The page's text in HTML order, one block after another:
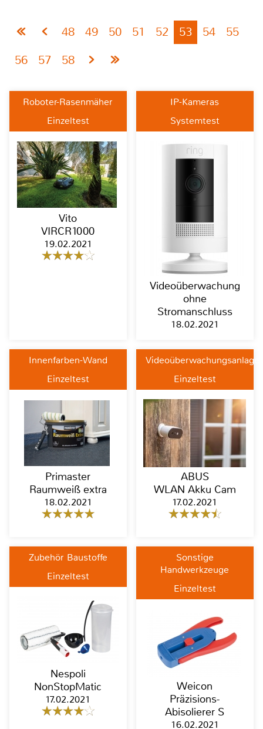
48 49 50 51 52 53 54
55
56
57 58
Roboter-Rasenmäher
Einzeltest
Vito
VIRCR1000
19.02.2021
IP-Kameras
Systemtest
Videoüberwachung
ohne
Stromanschluss
18.02.2021
Innenfarben-Wand
Einzeltest
Primaster
Raumweiß extra
18.02.2021
Videoüberwachungsanlage
Einzeltest
ABUS
WLAN Akku Cam
17.02.2021
Zubehör Baustoffe
Einzeltest
Nespoli
NonStopMatic
17.02.2021
Sonstige
Handwerkzeuge
Einzeltest
Weicon
Präzisions-
Abisolierer S
16.02.2021